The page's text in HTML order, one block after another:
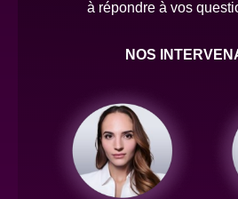
à répondre à vos
NOS